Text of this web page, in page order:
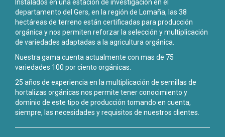
Instalados en una estación de investigación en el
departamento del Gers, en la región de Lomaña, las 38
hectáreas de terreno están certificadas para producción
orgánica y nos permiten reforzar la selección y multiplicación
de variedades adaptadas a la agricultura orgánica.
Nuestra gama cuenta actualmente con mas de 75
variedades 100 por ciento orgánicas.
25 años de experiencia en la multiplicación de semillas de
hortalizas orgánicas nos permite tener conocimiento y
dominio de este tipo de producción tomando en cuenta,
siempre, las necesidades y requisitos de nuestros clientes.